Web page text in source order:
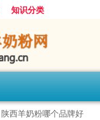
知识分类
陕西羊奶粉哪个品牌好